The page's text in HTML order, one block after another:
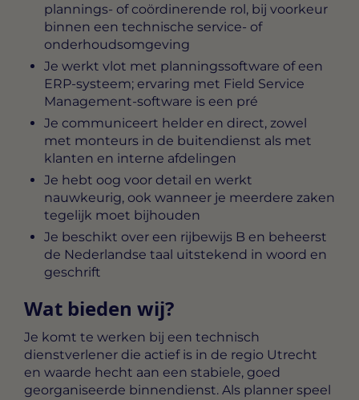
plannings- of coördinerende rol, bij voorkeur
binnen een technische service- of
onderhoudsomgeving
Je werkt vlot met planningssoftware of een
ERP-systeem; ervaring met Field Service
Management-software is een pré
Je communiceert helder en direct, zowel
met monteurs in de buitendienst als met
klanten en interne afdelingen
Je hebt oog voor detail en werkt
nauwkeurig, ook wanneer je meerdere zaken
tegelijk moet bijhouden
Je beschikt over een rijbewijs B en beheerst
de Nederlandse taal uitstekend in woord en
geschrift
Wat bieden wij?
Je komt te werken bij een technisch
dienstverlener die actief is in de regio Utrecht
en waarde hecht aan een stabiele, goed
georganiseerde binnendienst. Als planner speel